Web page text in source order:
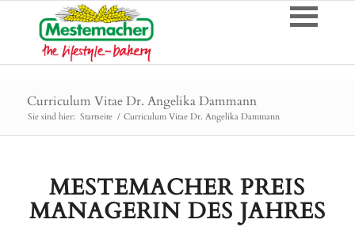
Curriculum Vitae Dr. Angelika Dammann
Sie sind hier: Startseite / Curriculum Vitae Dr. Angelika Dammann
MESTEMACHER PREIS
MANAGERIN DES JAHRES